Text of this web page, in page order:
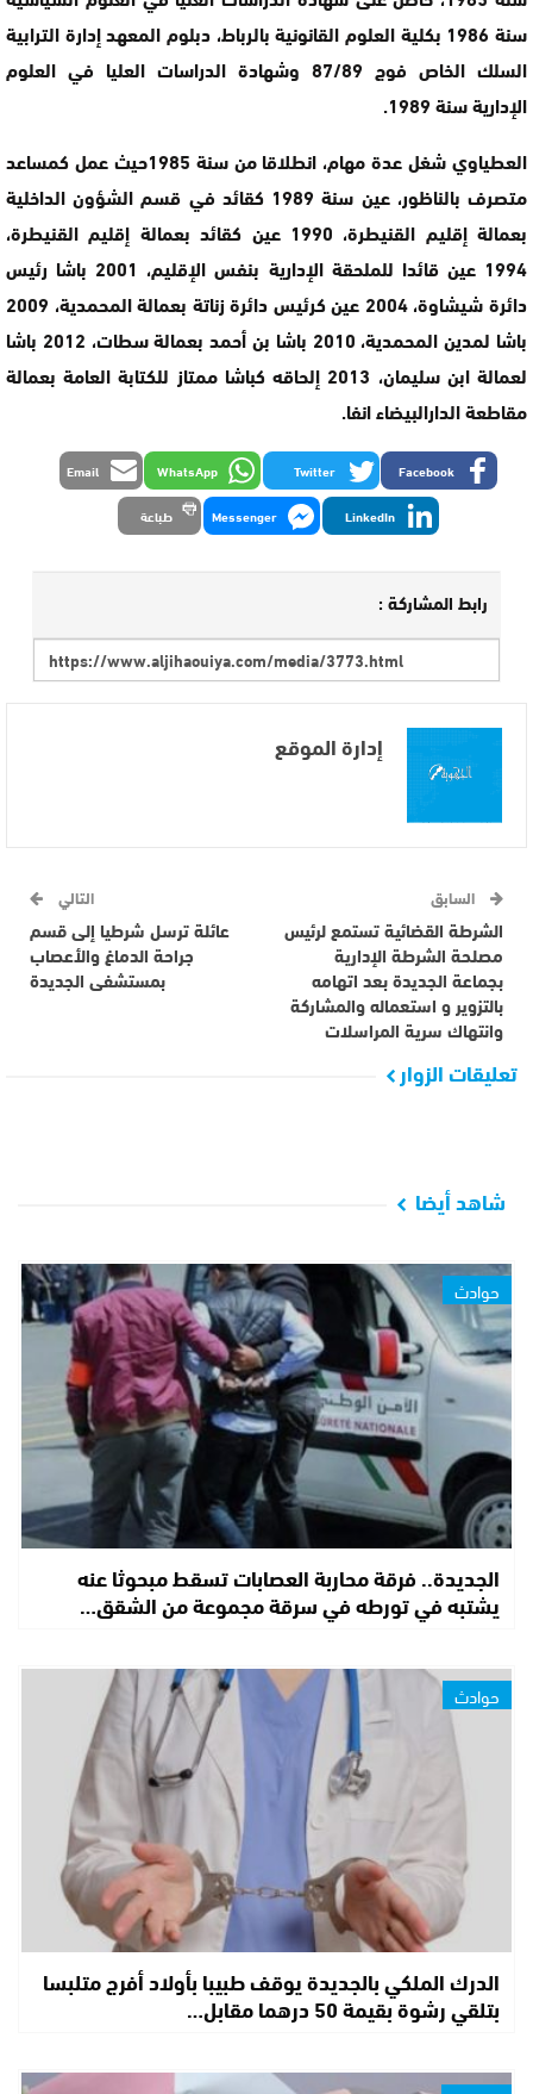
سنة 1986 بكلية العلوم القانونية بالرباط، دبلوم المعهد إدارة الترابية
السلك الخاص فوج 87/89 وشهادة الدراسات العليا في العلوم
الإدارية سنة 1989.
العطياوي شغل عدة مهام، انطلاقا من سنة 1985حيث عمل كمساعد
متصرف بالناظور، عين سنة 1989 كقائد في قسم الشؤون الداخلية
بعمالة إقليم القنيطرة، 1990 عين كقائد بعمالة إقليم القنيطرة،
1994 عين قائدا للملحقة الإدارية بنفس الإقليم، 2001 باشا رئيس
دائرة شيشاوة، 2004 عين كرئيس دائرة زناتة بعمالة المحمدية، 2009
باشا لمدين المحمدية، 2010 باشا بن أحمد بعمالة سطات، 2012 باشا
لعمالة ابن سليمان، 2013 إلحاقه كباشا ممتاز للكتابة العامة بعمالة
مقاطعة الدارالبيضاء انفا.
Facebook
Twitter
WhatsApp
Email
LinkedIn
Messenger طباعة
رابط المشاركة :
إدارة الموقع
السابق
الشرطة القضائية تستمع لرئيس
مصلحة الشرطة الإدارية
بجماعة الجديدة بعد اتهامه
بالتزوير و استعماله والمشاركة
وانتهاك سرية المراسلات
التالي
عائلة ترسل شرطيا إلى قسم
جراحة الدماغ والأعصاب
بمستشفى الجديدة
تعليقات الزوار
شاهد أيضا
حوادث
الجديدة.. فرقة محاربة العصابات تسقط مبحوثا عنه
يشتبه في تورطه في سرقة مجموعة من الشقق…
حوادث
الدرك الملكي بالجديدة يوقف طبيبا بأولاد أفرج متلبسا
بتلقي رشوة بقيمة 50 درهما مقابل…